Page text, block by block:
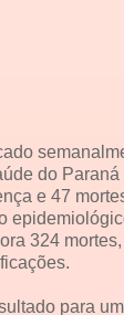
do
e 47
324
para